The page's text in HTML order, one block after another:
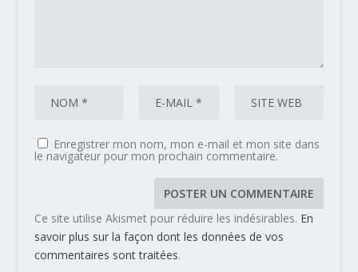
Enregistrer mon nom, mon e-mail et mon site dans
le navigateur pour mon prochain commentaire.
Ce site utilise Akismet pour réduire les indésirables. En
savoir plus sur la façon dont les données de vos
commentaires sont traitées.